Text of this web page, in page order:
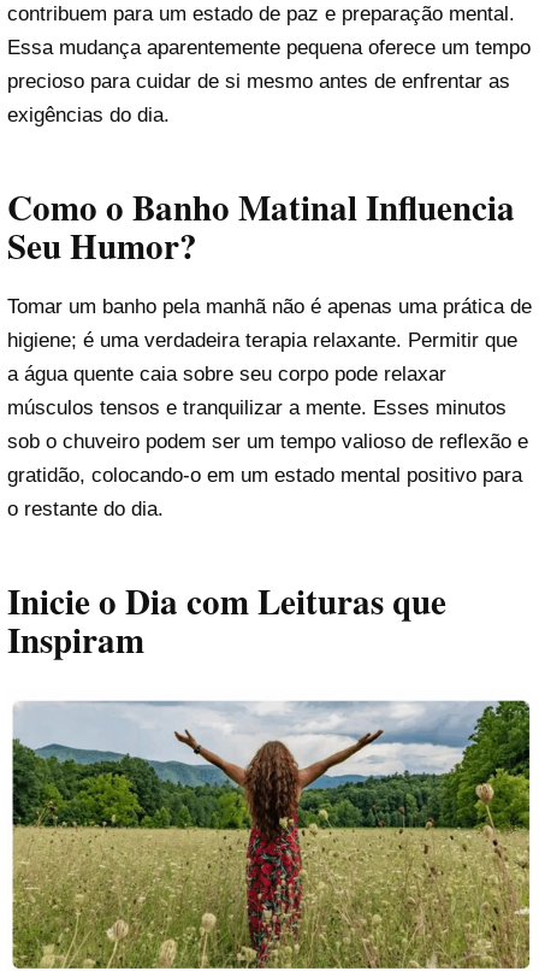
contribuem para um estado de paz e preparação mental.
Essa mudança aparentemente pequena oferece um tempo
precioso para cuidar de si mesmo antes de enfrentar as
exigências do dia.
Como o Banho Matinal Influencia
Seu Humor?
Tomar um banho pela manhã não é apenas uma prática de
higiene; é uma verdadeira terapia relaxante. Permitir que
a água quente caia sobre seu corpo pode relaxar
músculos tensos e tranquilizar a mente. Esses minutos
sob o chuveiro podem ser um tempo valioso de reflexão e
gratidão, colocando-o em um estado mental positivo para
o restante do dia.
Inicie o Dia com Leituras que
Inspiram